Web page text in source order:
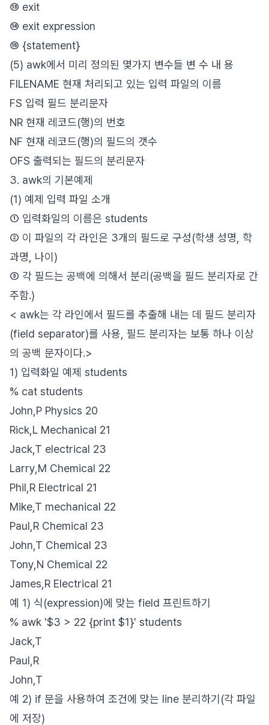
⑬ exit
⑭ exit expression
⑮ {statement}
(5) awk에서 미리 정의된 몇가지 변수들 변 수 내 용
FILENAME 현재 처리되고 있는 입력 파일의 이름
FS 입력 필드 분리문자
NR 현재 레코드(행)의 번호
NF 현재 레코드(행)의 필드의 갯수
OFS 출력되는 필드의 분리문자
3. awk의 기본예제
(1) 예제 입력 파일 소개
① 입력화일의 이름은 students
② 이 파일의 각 라인은 3개의 필드로 구성(학생 성명, 학
과명, 나이)
③ 각 필드는 공백에 의해서 분리(공백을 필드 분리자로 간
주함.)
< awk는 각 라인에서 필드를 추출해 내는 데 필드 분리자
(field separator)를 사용, 필드 분리자는 보통 하나 이상
의 공백 문자이다.>
1) 입력화일 예제 students
% cat students
John,P Physics 20
Rick,L Mechanical 21
Jack,T electrical 23
Larry,M Chemical 22
Phil,R Electrical 21
Mike,T mechanical 22
Paul,R Chemical 23
John,T Chemical 23
Tony,N Chemical 22
James,R Electrical 21
예 1) 식(expression)에 맞는 field 프린트하기
% awk '$3 > 22 {print $1}' students
Jack,T
Paul,R
John,T
예 2) if 문을 사용하여 조건에 맞는 line 분리하기(각 파일
에 저장)